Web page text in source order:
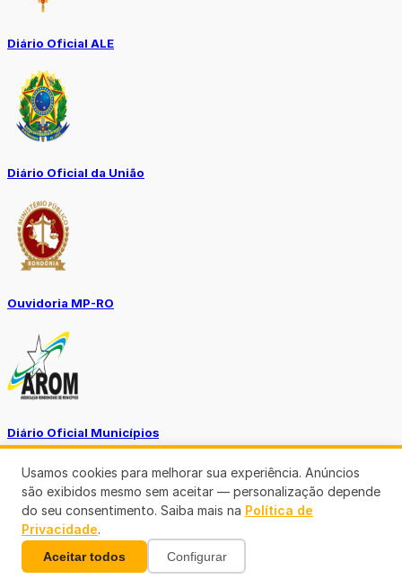
Diário Oficial ALE
Diário Oficial da União
Ouvidoria MP-RO
Diário Oficial Municípios
Diario Oficial Justiça
Usamos cookies para melhorar sua experiência. Anúncios
são exibidos mesmo sem aceitar — personalização depende
do seu consentimento. Saiba mais na Política de
Privacidade.
Aceitar todos Configurar